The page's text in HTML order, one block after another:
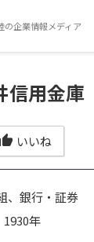
の企業情報メディア
信用金庫
いいね
、銀行・証券
1930年